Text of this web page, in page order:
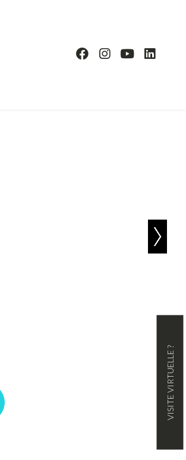
VISITE VIRTUELLE ?